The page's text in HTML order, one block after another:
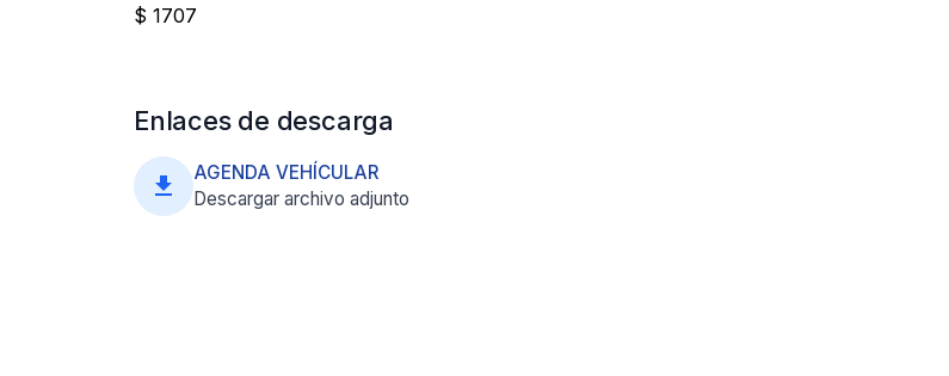
$ 1707
Enlaces de descarga
file_download
AGENDA VEHÍCULAR
Descargar archivo adjunto